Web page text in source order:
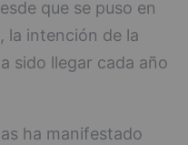
que se puso en
la intención de la
sido llegar cada año
ha manifestado